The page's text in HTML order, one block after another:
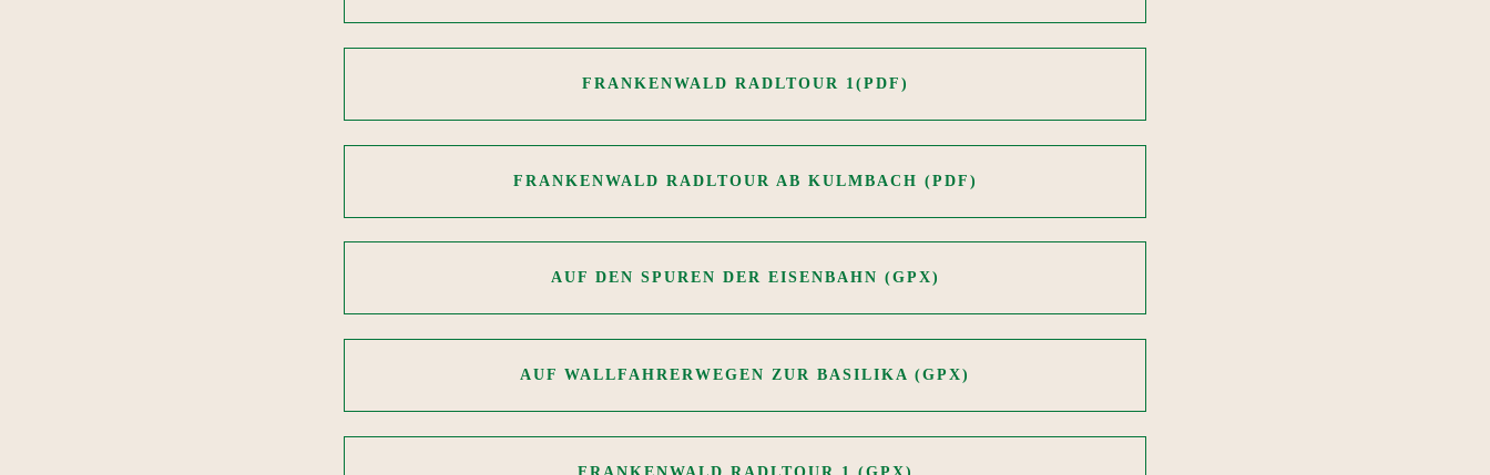
FRANKENWALD RADLTOUR 1(PDF)
FRANKENWALD RADLTOUR AB KULMBACH (PDF)
AUF DEN SPUREN DER EISENBAHN (GPX)
AUF WALLFAHRERWEGEN ZUR BASILIKA (GPX)